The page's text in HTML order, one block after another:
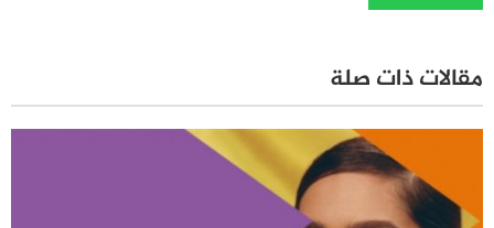
مقالات ذات صلة